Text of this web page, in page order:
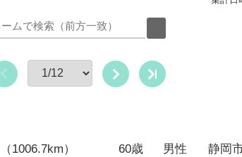
1006.7km） 60歳 男性 静岡